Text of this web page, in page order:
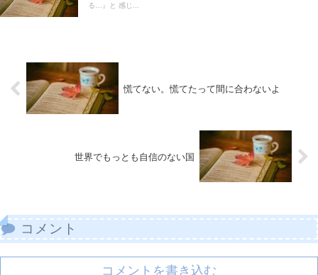
る…』と 感じ...
慌てない。慌てたって間に合わないよ
世界でもっとも自信のない国
コメント
コメントを書き込む